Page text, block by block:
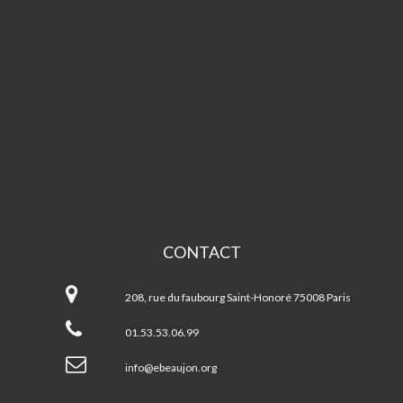
CONTACT
Beaujon
208, rue du faubourg Saint-Honoré 75008 Paris
01.53.53.06.99
info@ebeaujon.org